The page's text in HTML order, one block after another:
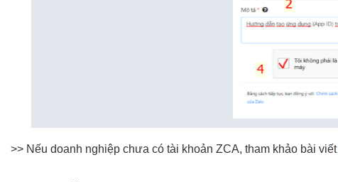
>> Nếu doanh nghiệp chưa có tài khoản ZCA, tham khảo bài viết